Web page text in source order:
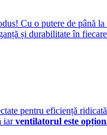
Cu o putere de până la
și durabilitate în
pentru eficiență
iarventilatorul este